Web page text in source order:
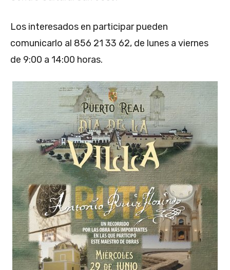
Los interesados en participar pueden
comunicarlo al 856 21 33 62, de lunes a viernes
de 9:00 a 14:00 horas.